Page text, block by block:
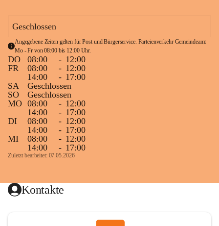
Geschlossen
Angegebene Zeiten gelten für Post und Bürgerservice. Parteienverkehr Gemeindeamt
Mo - Fr von 08:00 bis 12:00 Uhr.
DO 08:00 - 12:00
FR
08:00 - 12:00
14:00
- 17:00
SA
Geschlossen
SO
Geschlossen
MO 08:00 - 12:00
14:00
- 17:00
DI
08:00 - 12:00
14:00
- 17:00
MI
08:00 - 12:00
14:00
- 17:00
Zuletzt bearbeitet: 07.05.2026
Kontakte